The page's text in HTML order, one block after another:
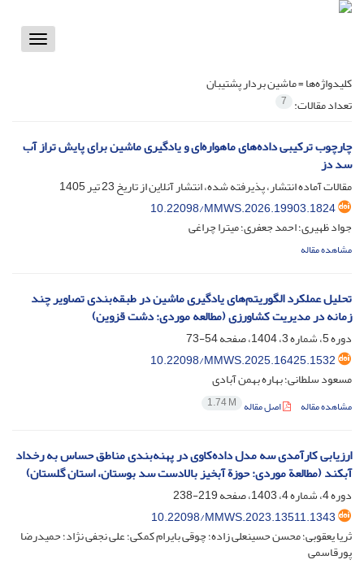
Toggle
کلیدواژه‌ها =ماشین بردار پشتیبان
تعداد مقالات: 7
چارچوب ترکیبی داده‌های ماهواره‌ای و یادگیری ماشین برای پایش تراز آب
سد دز
مقالات آماده انتشار، پذیرفته شده، انتشار آنلاین از تاریخ23 تیر 1405
10.22098/MMWS.2026.19903.1824
جواد ظهیری؛ احمد جعفری؛ میترا چراغی
مشاهده مقاله
تحلیل عملکرد الگوریتم‌های یادگیری ماشین در طبقه‌بندی تصاویر چند
زمانه در مدیریت کشاورزی (مطالعه موردی: دشت قزوین)
دوره 5، شماره 3، 1404، صفحه
54-73
10.22098/MMWS.2025.16425.1532
مسعود سلطانی؛ بهاره بهمن آبادی
مشاهده مقاله اصل مقاله 1.74 M
ارزیابی کارآمدی سه مدل داده‌کاوی در پهنه‌بندی مناطق حساس به رخداد
آبکند (مطالعة موردی: حوزة آبخیز بالادست سد بوستان، استان گلستان)
دوره 4، شماره 4، 1403، صفحه
219-238
10.22098/MMWS.2023.13511.1343
ثریا یعقوبی؛ محسن حسینعلی زاده؛ چوقی بایرام کمکی؛ علی نجفی نژاد؛ حمیدرضا
پورقاسمی